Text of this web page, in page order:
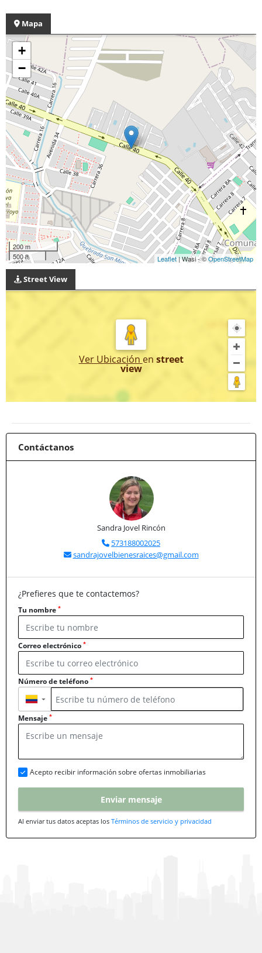
Mapa
+
−
200 m
500 ft
Leaflet| Wasi - ©OpenStreetMap
Street View
Ver Ubicación en street
view
Contáctanos
Sandra Jovel Rincón
573188002025
sandrajovelbienesraices@gmail.com
¿Prefieres que te contactemos?
Tu nombre *
Correo electrónico *
Número de teléfono *
▼
Mensaje *
Acepto recibir información sobre ofertas inmobiliarias
Enviar mensaje
Al enviar tus datos aceptas los Términos de servicio y privacidad